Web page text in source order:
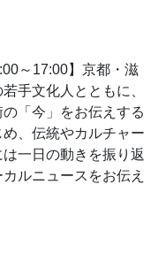
～17:00】京都・滋
手文化人とともに、
「今」をお伝えする
、伝統やカルチャー
一日の動きを振り返
ルニュースをお伝え